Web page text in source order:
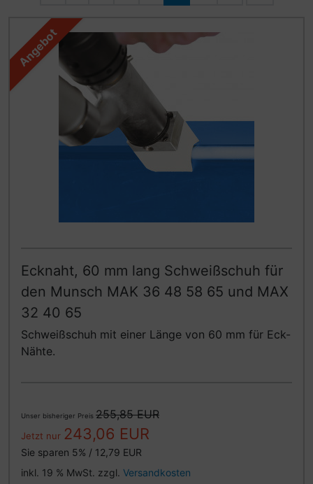
Angebot
Ecknaht, 60 mm lang Schweißschuh für
den Munsch MAK 36 48 58 65 und MAX
32 40 65
Schweißschuh mit einer Länge von 60 mm für Eck-
Nähte.
Unser bisheriger Preis 255,85 EUR
Jetzt nur 243,06 EUR
Sie sparen 5% / 12,79 EUR
inkl. 19 % MwSt. zzgl. Versandkosten